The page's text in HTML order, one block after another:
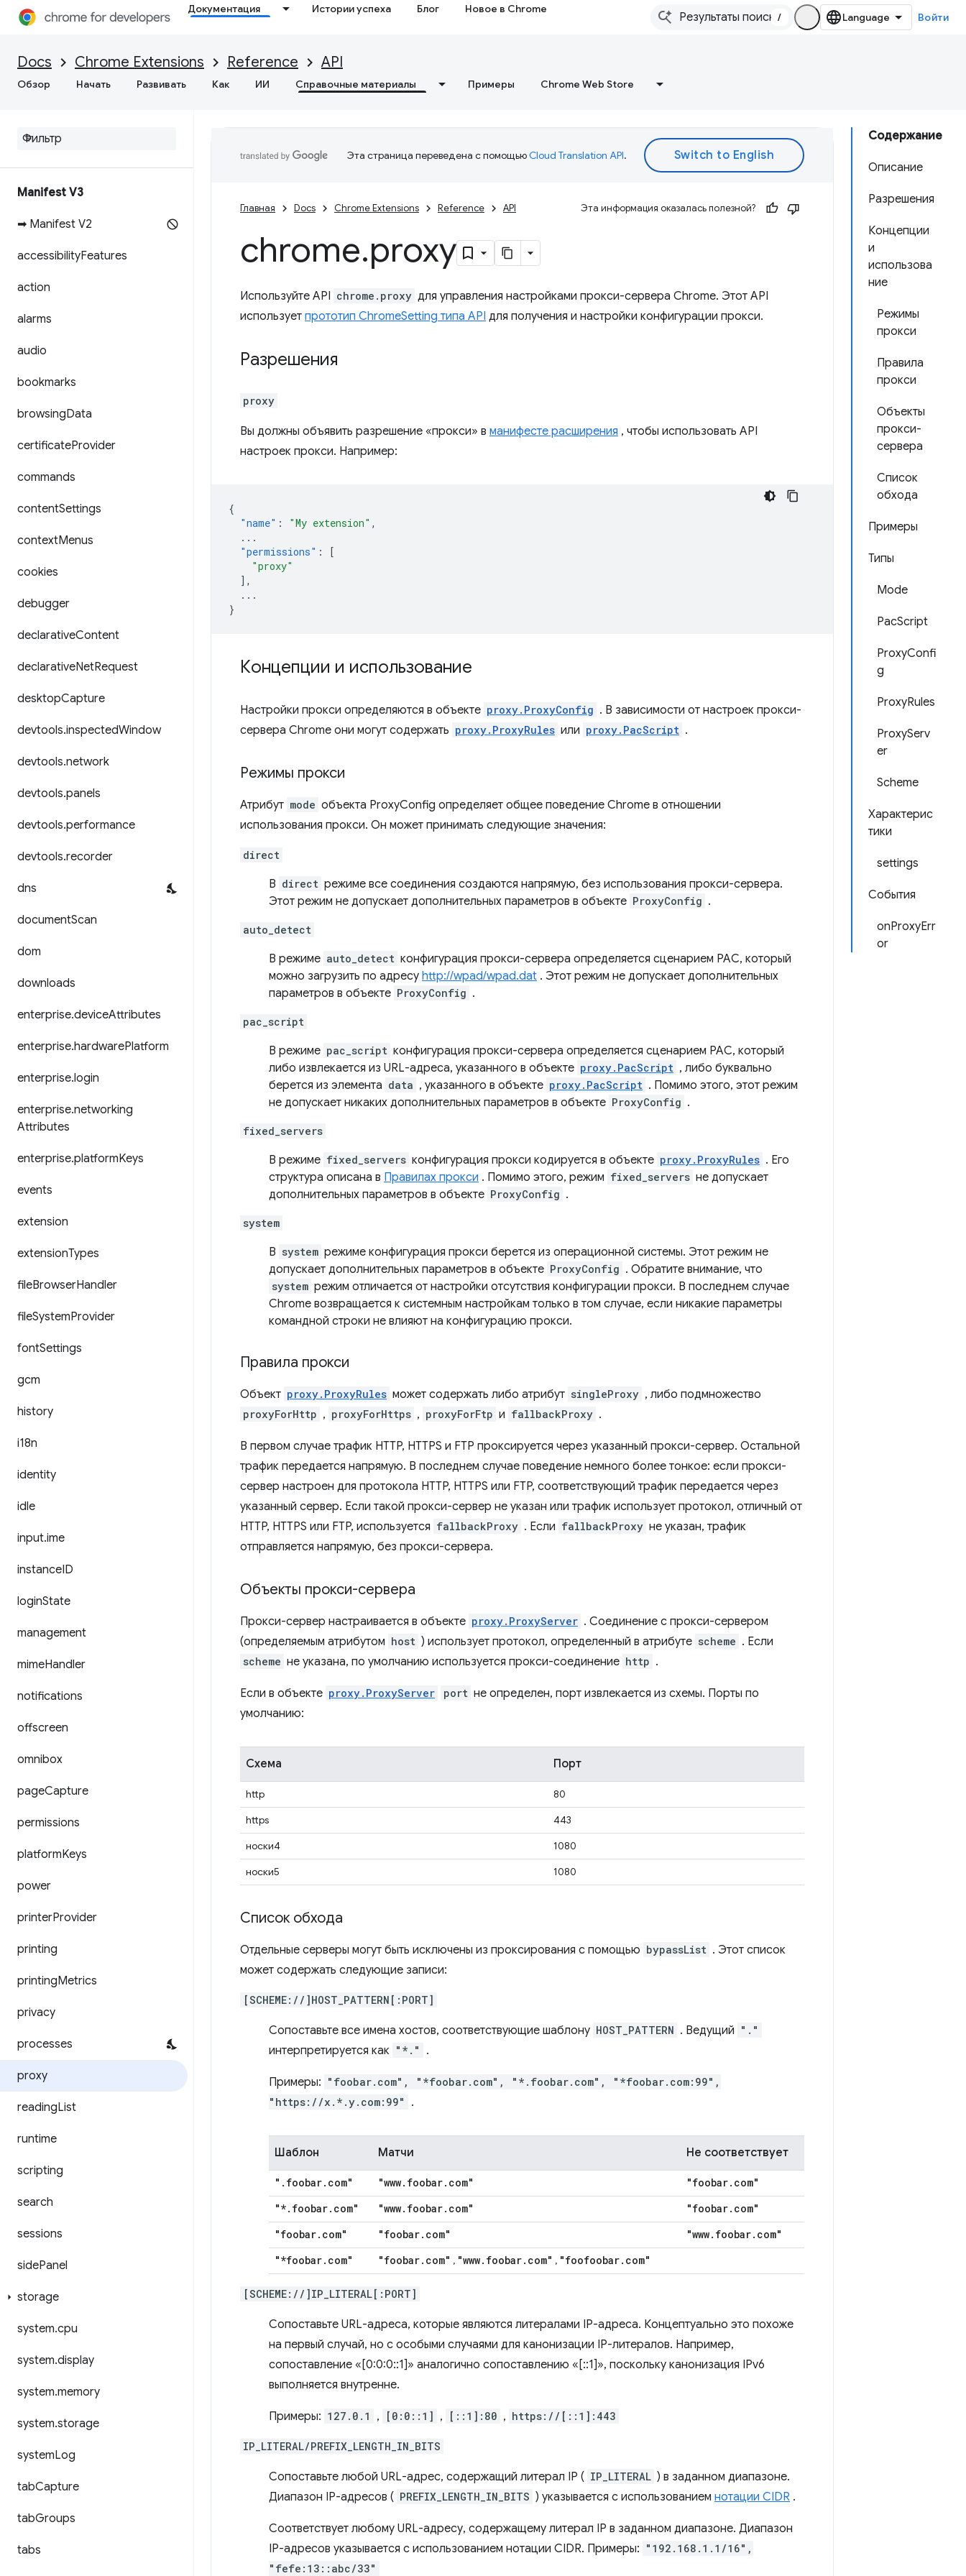
Документация Истории успеха Блог Новое в Chrome
/ Войти
Docs Chrome Extensions Reference API
Обзор Начать Развивать Как ИИ Справочные материалы Примеры Chrome Web Store
Manifest V3
➡ Manifest V2
accessibilityFeatures
action
alarms
audio
bookmarks
browsingData
certificateProvider
commands
contentSettings
contextMenus
cookies
debugger
declarativeContent
declarativeNetRequest
desktopCapture
devtools.inspectedWindow
devtools.network
devtools.panels
devtools.performance
devtools.recorder
dns
documentScan
dom
downloads
enterprise.deviceAttributes
enterprise.hardwarePlatform
enterprise.login
enterprise.networking
Attributes
enterprise.platformKeys
events
extension
extensionTypes
fileBrowserHandler
fileSystemProvider
fontSettings
gcm
history
i18n
identity
idle
input.ime
instanceID
loginState
management
mimeHandler
notifications
offscreen
omnibox
pageCapture
permissions
platformKeys
power
printerProvider
printing
printingMetrics
privacy
processes
proxy
readingList
runtime
scripting
search
sessions
sidePanel
storage
system.cpu
system.display
system.memory
system.storage
systemLog
tabCapture
tabGroups
tabs
Содержание
Описание
Разрешения
Концепции
и
использова
ние
Режимы
прокси
Правила
прокси
Объекты
прокси-
сервера
Список
обхода
Примеры
Типы
Mode
PacScript
ProxyConfi
g
ProxyRules
ProxyServ
er
Scheme
Характерис
тики
settings
События
onProxyErr
or
Эта страница переведена с помощьюCloud Translation API.
Главная Docs Chrome Extensions Reference API Эта информация оказалась полезной?
chrome.proxy
Используйте API chrome.proxy для управления настройками прокси-сервера Chrome. Этот API
использует прототип ChromeSetting типа API для получения и настройки конфигурации прокси.
Разрешения
proxy
Вы должны объявить разрешение «прокси» в манифесте расширения , чтобы использовать API
настроек прокси. Например:
{
"name" : "My extension" ,
...
"permissions" :
[
"proxy"
],
...
}
Концепции и использование
Настройки прокси определяются в объекте proxy.ProxyConfig . В зависимости от настроек прокси-
сервера Chrome они могут содержать proxy.ProxyRules или proxy.PacScript .
Режимы прокси
Атрибут mode объекта ProxyConfig определяет общее поведение Chrome в отношении
использования прокси. Он может принимать следующие значения:
direct
В direct режиме все соединения создаются напрямую, без использования прокси-сервера.
Этот режим не допускает дополнительных параметров в объекте ProxyConfig .
auto_detect
В режиме auto_detect конфигурация прокси-сервера определяется сценарием PAC, который
можно загрузить по адресу http://wpad/wpad.dat . Этот режим не допускает дополнительных
параметров в объекте ProxyConfig .
pac_script
В режиме pac_script конфигурация прокси-сервера определяется сценарием PAC, который
либо извлекается из URL-адреса, указанного в объекте proxy.PacScript , либо буквально
берется из элемента data , указанного в объекте proxy.PacScript . Помимо этого, этот режим
не допускает никаких дополнительных параметров в объекте ProxyConfig .
fixed_servers
В режиме fixed_servers конфигурация прокси кодируется в объекте proxy.ProxyRules . Его
структура описана в Правилах прокси . Помимо этого, режим fixed_servers не допускает
дополнительных параметров в объекте ProxyConfig .
system
В system режиме конфигурация прокси берется из операционной системы. Этот режим не
допускает дополнительных параметров в объекте ProxyConfig . Обратите внимание, что
system режим отличается от настройки отсутствия конфигурации прокси. В последнем случае
Chrome возвращается к системным настройкам только в том случае, если никакие параметры
командной строки не влияют на конфигурацию прокси.
Правила прокси
Объект proxy.ProxyRules может содержать либо атрибут singleProxy , либо подмножество
proxyForHttp , proxyForHttps , proxyForFtp и fallbackProxy .
В первом случае трафик HTTP, HTTPS и FTP проксируется через указанный прокси-сервер. Остальной
трафик передается напрямую. В последнем случае поведение немного более тонкое: если прокси-
сервер настроен для протокола HTTP, HTTPS или FTP, соответствующий трафик передается через
указанный сервер. Если такой прокси-сервер не указан или трафик использует протокол, отличный от
HTTP, HTTPS или FTP, используется fallbackProxy . Если fallbackProxy не указан, трафик
отправляется напрямую, без прокси-сервера.
Объекты прокси-сервера
Прокси-сервер настраивается в объекте proxy.ProxyServer . Соединение с прокси-сервером
(определяемым атрибутом host ) использует протокол, определенный в атрибуте scheme . Если
scheme не указана, по умолчанию используется прокси-соединение http .
Если в объекте proxy.ProxyServer port не определен, порт извлекается из схемы. Порты по
умолчанию:
Схема Порт
http
80
https
443
носки4
1080
носки5
1080
Список обхода
Отдельные серверы могут быть исключены из проксирования с помощью bypassList . Этот список
может содержать следующие записи:
[SCHEME://]HOST_PATTERN[:PORT]
Сопоставьте все имена хостов, соответствующие шаблону HOST_PATTERN . Ведущий "."
интерпретируется как "*." .
Примеры: "foobar.com", "*foobar.com", "*.foobar.com", "*foobar.com:99",
"https://x.*.y.com:99"
.
Шаблон Матчи Не соответствует
" . foobar. com" "www. foobar. com" "foobar. com"
"*. foobar. com" "www. foobar. com" "foobar. com"
"foobar. com" "foobar. com" "www. foobar. com"
"*foobar. com" "foobar. com" , "www. foobar. com" , "foofoobar. com"
[SCHEME://]IP_LITERAL[:PORT]
Сопоставьте URL-адреса, которые являются литералами IP-адреса. Концептуально это похоже
на первый случай, но с особыми случаями для канонизации IP-литералов. Например,
сопоставление «[0:0:0::1]» аналогично сопоставлению «[::1]», поскольку канонизация IPv6
выполняется внутренне.
Примеры: 127.0.1 , [0:0::1] , [::1]:80 , https://[::1]:443
IP_LITERAL/PREFIX_LENGTH_IN_BITS
Сопоставьте любой URL-адрес, содержащий литерал IP ( IP_LITERAL ) в заданном диапазоне.
Диапазон IP-адресов ( PREFIX_LENGTH_IN_BITS ) указывается с использованием нотации CIDR .
Соответствует любому URL-адресу, содержащему литерал IP в заданном диапазоне. Диапазон
IP-адресов указывается с использованием нотации CIDR. Примеры: "192.168.1.1/16",
"fefe:13::abc/33"